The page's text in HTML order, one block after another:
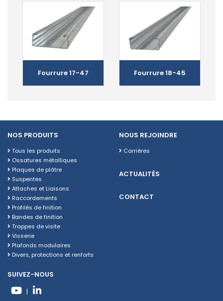
Fourrure 17-47 Fourrure 18-45
NOS PRODUITS
Tous les produits
Ossatures métalliques
Plaques de plâtre
Suspentes
Attaches et Liaisons
Raccordements
Profilés de finition
Bandes de finition
Trappes de visite
Visserie
Plafonds modulaires
Divers, protections et renforts
NOUS REJOINDRE
Carrières
ACTUALITÉS
CONTACT
SUIVEZ-NOUS
|